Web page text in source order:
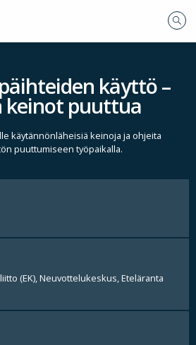
käyttö –
keinot puuttua
käytännönläheisiä keinoja ja ohjeita
puuttumiseen työpaikalla.
(EK), Neuvottelukeskus, Eteläranta